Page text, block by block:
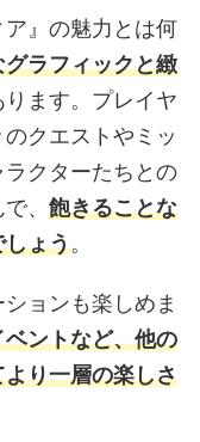
』の魅力とは何
グラフィックと緻
ります。プレイヤ
クエストやミッ
クターたちとの
、 飽きることな
しょう。
ョンも楽しめま
ントなど、他の
り一層の楽しさ